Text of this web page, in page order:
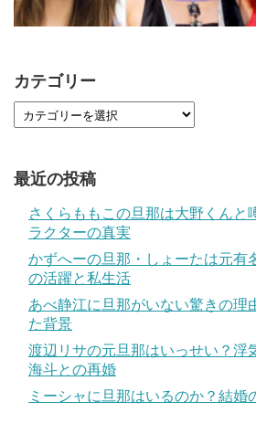
カテゴリー
最近の投稿
さくらももこの旦那は大野くんと
ラクターの真実
かずへーの旦那・しょーたは元有
の活躍と私生活
あべ静江に旦那がいない驚きの理
た背景
渡辺リサの元旦那はいっせい？浮
海斗との再婚
ミーシャに旦那はいるのか？結婚